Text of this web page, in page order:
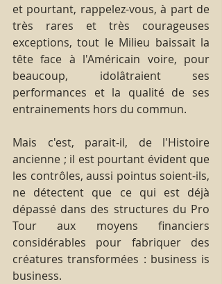
et pourtant, rappelez-vous, à part de
très rares et très courageuses
exceptions, tout le Milieu baissait la
tête face à l'Américain voire, pour
beaucoup, idolâtraient ses
performances et la qualité de ses
entrainements hors du commun.
Mais c'est, parait-il, de l'Histoire
ancienne ; il est pourtant évident que
les contrôles, aussi pointus soient-ils,
ne détectent que ce qui est déjà
dépassé dans des structures du Pro
Tour aux moyens financiers
considérables pour fabriquer des
créatures transformées : business is
business.